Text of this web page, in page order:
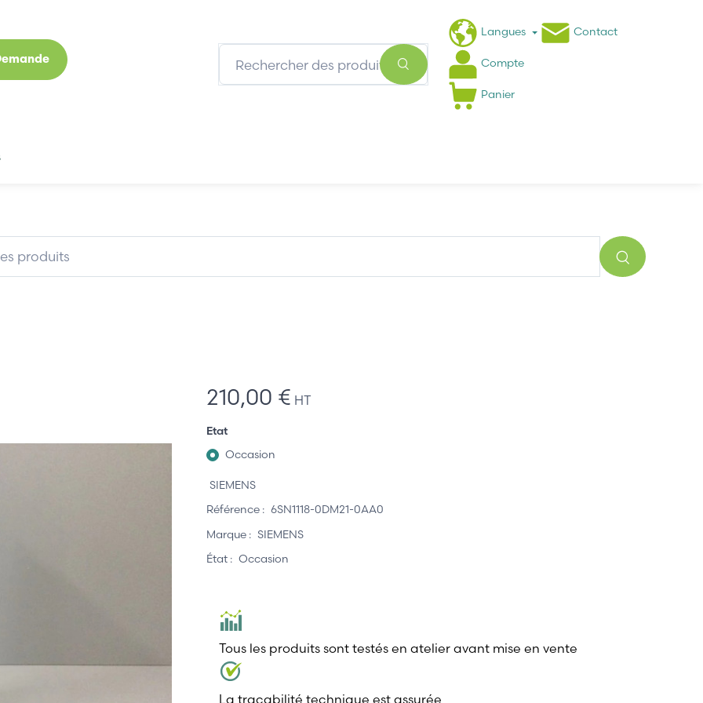
Langues Contact
Compte
Panier
210,00 € HT
Etat
Occasion
SIEMENS
Référence : 6SN1118-0DM21-0AA0
Marque : SIEMENS
État : Occasion
Tous les produits sont testés en atelier avant mise en vente
La traçabilité technique est assurée